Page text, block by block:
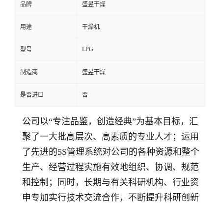
品牌 盛昱干燥
用途 干燥机
型号 LPG
制造商 盛昱干燥
是否进口 否
公司以“专注品鉴，创造经典”为基本目标，汇
聚了一大批高层次、高素质的专业人才；运用
了先进的5S管理系统对公司的各种资源和整个
生产、经营过程实施有效地组织、协调、规范
和控制；同时，长期与有关科研机构、行业资
申专加实行技术交流合作，不断提升科研创新